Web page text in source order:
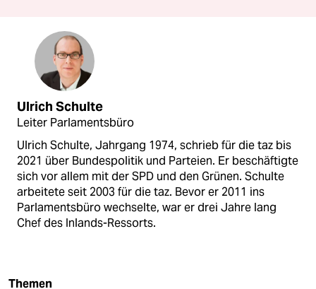
Ulrich Schulte
Leiter Parlamentsbüro
Ulrich Schulte, Jahrgang 1974, schrieb für die taz bis
2021 über Bundespolitik und Parteien. Er beschäftigte
sich vor allem mit der SPD und den Grünen. Schulte
arbeitete seit 2003 für die taz. Bevor er 2011 ins
Parlamentsbüro wechselte, war er drei Jahre lang
Chef des Inlands-Ressorts.
Themen